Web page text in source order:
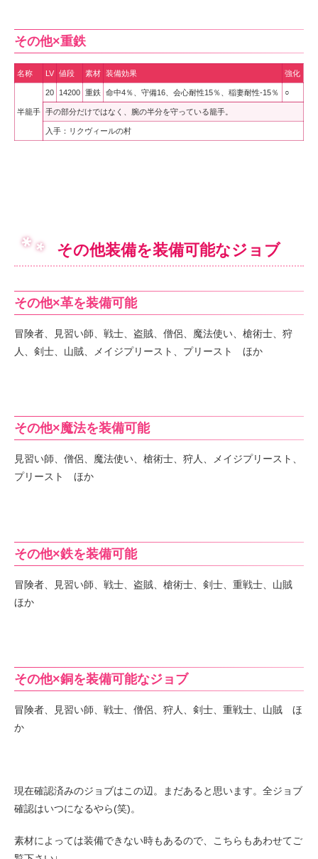
その他×重鉄
名称 LV 値段 素材 装備効果 強化
半籠手
20 14200 重鉄 命中4％、守備16、会心耐性15％、稲妻耐性-15％ ○
手の部分だけではなく、腕の半分を守っている籠手。
入手：リクヴィールの村
その他装備を装備可能なジョブ
その他×革を装備可能
冒険者、見習い師、戦士、盗賊、僧侶、魔法使い、槍術士、狩
人、剣士、山賊、メイジプリースト、プリースト ほか
その他×魔法を装備可能
見習い師、僧侶、魔法使い、槍術士、狩人、メイジプリースト、
プリースト ほか
その他×鉄を装備可能
冒険者、見習い師、戦士、盗賊、槍術士、剣士、重戦士、山賊
ほか
その他×銅を装備可能なジョブ
冒険者、見習い師、戦士、僧侶、狩人、剣士、重戦士、山賊 ほ
か
現在確認済みのジョブはこの辺。まだあると思います。全ジョブ
確認はいつになるやら(笑)。
素材によっては装備できない時もあるので、こちらもあわせてご